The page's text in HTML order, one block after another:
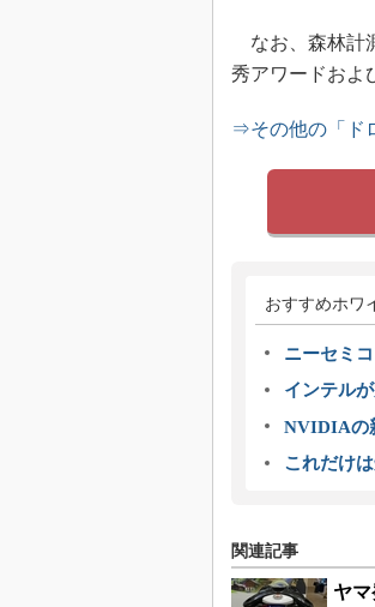
なお、森林計
秀アワードおよ
⇒その他の「ド
おすすめホワ
ニーセミ
インテル
NVIDIAの
これだけ
関連記事
ヤ